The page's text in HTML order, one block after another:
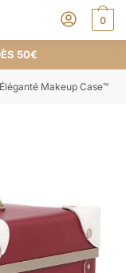
0
50€
Makeup Case™